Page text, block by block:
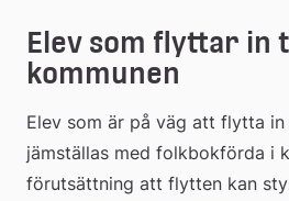
Elev som flyttar in
kommunen
Elev som är på väg att flytta
jämställas med folkbokförda i
förutsättning att flytten kan